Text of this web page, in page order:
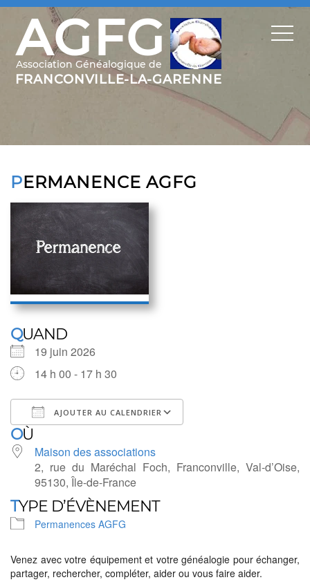
PERMANENCE AGFG
QUAND
19 juin 2026
14 h 00 - 17 h 30
AJOUTER AU CALENDRIER
OÙ
Maison des associations
2, rue du Maréchal Foch, Franconville, Val-d’Oise,
95130, Île-de-France
TYPE D’ÉVÈNEMENT
Permanences AGFG
Venez avec votre équipement et votre généalogie pour échanger,
partager, rechercher, compléter, aider ou vous faire aider.